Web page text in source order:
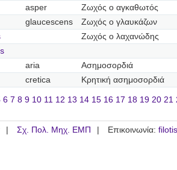
asper
Ζωχός ο αγκαθωτός
glaucescens
Ζωχός ο γλαυκάζων
Ζωχός ο λαχανώδης
aria
Ασημοσορδιά
cretica Κρητική ασημοσορδιά
6 7 8 9 10 11 12 13 14 15 16 17 18 19 20 21
Σχ. Πολ. Μηχ. ΕΜΠ Επικοινωνία: